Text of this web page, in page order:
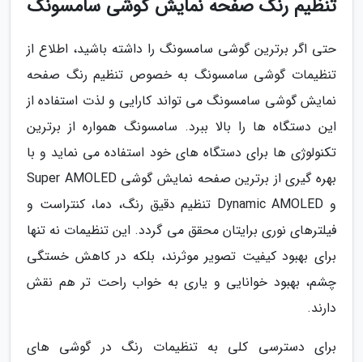
تنظیم رنگ صفحه نمایش گوشی سامسونگ
حتی اگر برترین گوشی سامسونگ را داشته باشید، اطلاع از
تنظیمات گوشی سامسونگ به خصوص تنظیم رنگ صفحه
نمایش گوشی سامسونگ می تواند کارایی و لذت استفاده از
این دستگاه ها را بالا ببرد. سامسونگ همواره از برترین
تکنولوژی ها برای دستگاه های خود استفاده می نماید و با
بهره گیری از برترین صفحه نمایش گوشی Super AMOLED
و Dynamic AMOLED تنظیم دقیق رنگ، دما، کنتراست و
فیلترهای نوری برایتان محقق می گردد. این تنظیمات نه تنها
برای بهبود کیفیت تصویر موثرند، بلکه در کاهش خستگی
چشم، بهبود خوانایی و یاری به خواب راحت تر هم نقش
دارند.
برای دسترسی کلی به تنظیمات رنگ در گوشی های